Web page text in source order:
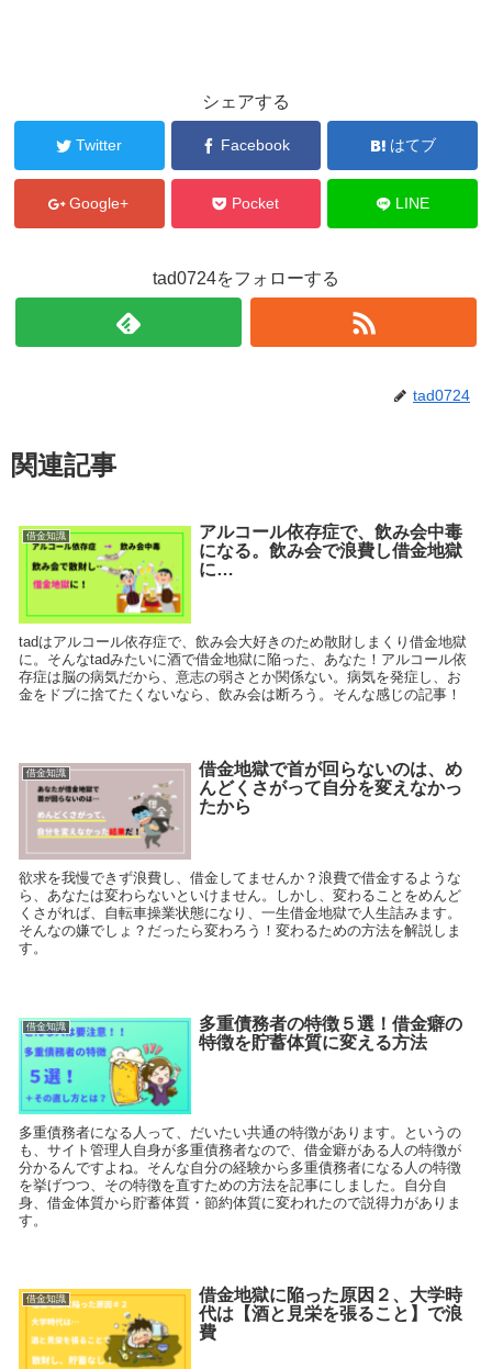
シェアする
Twitter Facebook はてブ
Google+ Pocket LINE
tad0724をフォローする
tad0724
関連記事
借金知識
アルコール依存症で、飲み会中毒
になる。飲み会で浪費し借金地獄
に…
tadはアルコール依存症で、飲み会大好きのため散財しまくり借金地獄
に。そんなtadみたいに酒で借金地獄に陥った、あなた！アルコール依
存症は脳の病気だから、意志の弱さとか関係ない。病気を発症し、お
金をドブに捨てたくないなら、飲み会は断ろう。そんな感じの記事！
借金知識
借金地獄で首が回らないのは、め
んどくさがって自分を変えなかっ
たから
欲求を我慢できず浪費し、借金してませんか？浪費で借金するような
ら、あなたは変わらないといけません。しかし、変わることをめんど
くさがれば、自転車操業状態になり、一生借金地獄で人生詰みます。
そんなの嫌でしょ？だったら変わろう！変わるための方法を解説しま
す。
借金知識
多重債務者の特徴５選！借金癖の
特徴を貯蓄体質に変える方法
多重債務者になる人って、だいたい共通の特徴があります。というの
も、サイト管理人自身が多重債務者なので、借金癖がある人の特徴が
分かるんですよね。そんな自分の経験から多重債務者になる人の特徴
を挙げつつ、その特徴を直すための方法を記事にしました。自分自
身、借金体質から貯蓄体質・節約体質に変われたので説得力がありま
す。
借金知識
借金地獄に陥った原因２、大学時
代は【酒と見栄を張ること】で浪
費